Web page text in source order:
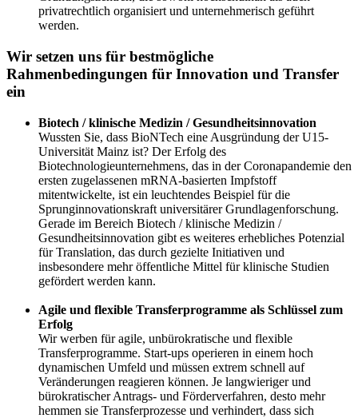
privatrechtlich organisiert und unternehmerisch geführt
werden.
Wir setzen uns für bestmögliche
Rahmenbedingungen für Innovation und Transfer
ein
Biotech / klinische Medizin / Gesundheitsinnovation
Wussten Sie, dass BioNTech eine Ausgründung der U15-
Universität Mainz ist? Der Erfolg des
Biotechnologieunternehmens, das in der Coronapandemie den
ersten zugelassenen mRNA-basierten Impfstoff
mitentwickelte, ist ein leuchtendes Beispiel für die
Sprunginnovationskraft universitärer Grundlagenforschung.
Gerade im Bereich Biotech / klinische Medizin /
Gesundheitsinnovation gibt es weiteres erhebliches Potenzial
für Translation, das durch gezielte Initiativen und
insbesondere mehr öffentliche Mittel für klinische Studien
gefördert werden kann.
Agile und flexible Transferprogramme als Schlüssel zum
Erfolg
Wir werben für agile, unbürokratische und flexible
Transferprogramme. Start-ups operieren in einem hoch
dynamischen Umfeld und müssen extrem schnell auf
Veränderungen reagieren können. Je langwieriger und
bürokratischer Antrags- und Förderverfahren, desto mehr
hemmen sie Transferprozesse und verhindert, dass sich